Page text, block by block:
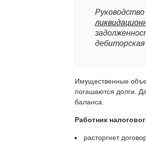
Имущественные
погашаются долги.
баланса.
Работник
расторгнет